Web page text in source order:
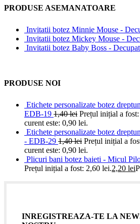
PRODUSE ASEMANATOARE
Invitatii botez Minnie Mouse -
Invitatii botez Mickey Mouse -
Invitatii botez Baby Boss -
PRODUSE NOI
Etichete personalizate botez
EDB-19 1,40lei Prețul inițial a
curent este: 0,90 lei.
Etichete personalizate botez
- EDB-29 1,40lei Prețul inițial a
curent este: 0,90 lei.
Plicuri bani botez baieti - Micul
Prețul inițial a fost: 2,60 lei.2,20 lei
INREGISTREAZA-TE LA